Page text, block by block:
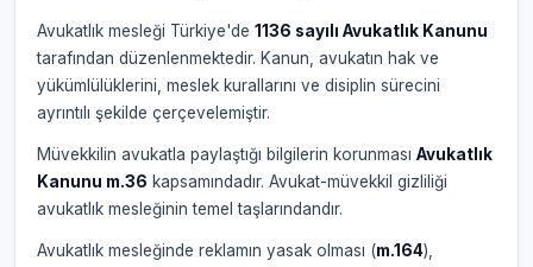
Avukatlık mesleği Türkiye'de 1136 sayılı Avukatlık Kanunu
tarafından düzenlenmektedir. Kanun, avukatın hak ve
yükümlülüklerini, meslek kurallarını ve disiplin sürecini
ayrıntılı şekilde çerçevelemiştir.
Müvekkilin avukatla paylaştığı bilgilerin korunması Avukatlık
Kanunu m.36 kapsamındadır. Avukat-müvekkil gizliliği
avukatlık mesleğinin temel taşlarındandır.
Avukatlık mesleğinde reklamın yasak olması (m.164),